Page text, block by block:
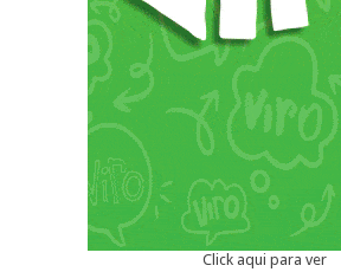
Click aqui para ver